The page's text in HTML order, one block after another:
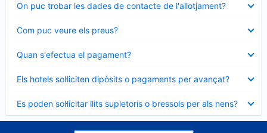
On puc trobar les dades de contacte de l'allotjament?
tancat
Com puc veure els preus?
tancat
Quan s'efectua el pagament?
tancat
Els hotels sol·liciten dipòsits o pagaments per avançat?
tancat
Es poden sol·licitar llits supletoris o bressols per als nens?
tancat